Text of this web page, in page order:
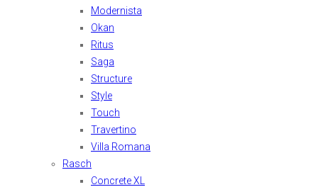
Modernista
Okan
Ritus
Saga
Structure
Style
Touch
Travertino
Villa Romana
Rasch
Concrete XL